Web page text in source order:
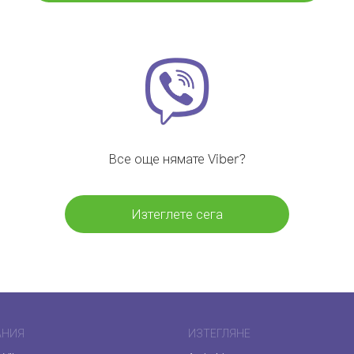
Все още нямате Viber?
Изтеглете сега
ИЗТЕГЛЯНЕ